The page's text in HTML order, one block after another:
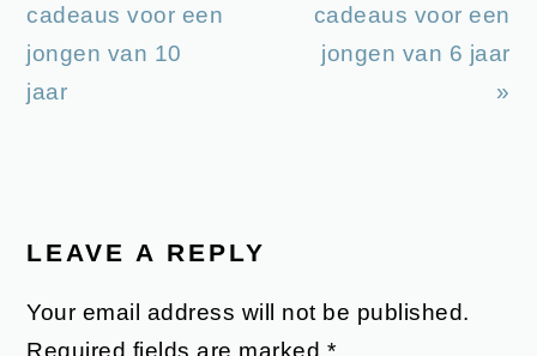
Post:
cadeaus voor een
jongen van 10
jaar
Post:
cadeaus voor een
jongen van 6 jaar
»
LEAVE A REPLY
Your email address will not be published.
Required fields are marked *